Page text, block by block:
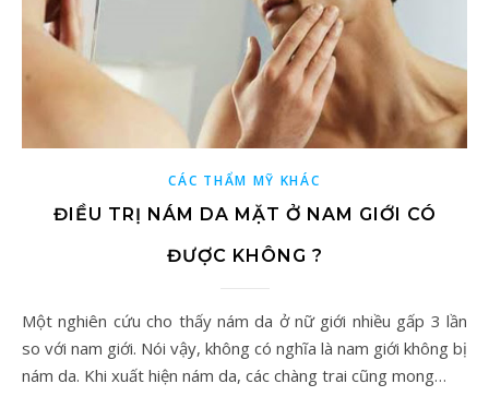
CÁC THẨM MỸ KHÁC
ĐIỀU TRỊ NÁM DA MẶT Ở NAM GIỚI CÓ
ĐƯỢC KHÔNG ?
Một nghiên cứu cho thấy nám da ở nữ giới nhiều gấp 3 lần
so với nam giới. Nói vậy, không có nghĩa là nam giới không bị
nám da. Khi xuất hiện nám da, các chàng trai cũng mong…